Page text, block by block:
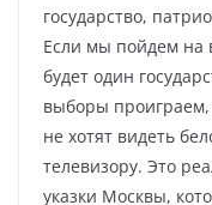
государство,
Если мы пойдем на
будет один
выборы
не хотят видеть
телевизору. Это
указки Москвы,